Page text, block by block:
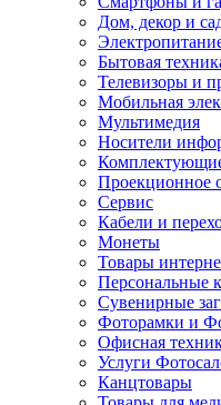
Дом, декор и
Бытовая
Телевизоры и
Мобильная
Мультимедия
Носители
Проекционное
Сервис
Кабели и
Монеты
Товары
Персональные
Сувенирные
Фоторамки и
Офисная
Услуги
Канцтовары